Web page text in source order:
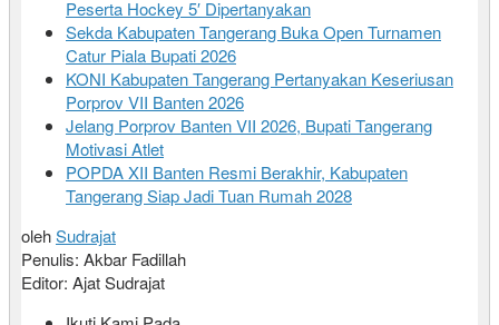
Peserta Hockey 5′ Dipertanyakan
Sekda Kabupaten Tangerang Buka Open Turnamen
Catur Piala Bupati 2026
KONI Kabupaten Tangerang Pertanyakan Keseriusan
Porprov VII Banten 2026
Jelang Porprov Banten VII 2026, Bupati Tangerang
Motivasi Atlet
POPDA XII Banten Resmi Berakhir, Kabupaten
Tangerang Siap Jadi Tuan Rumah 2028
olehSudrajat
Penulis: Akbar Fadillah
Editor: Ajat Sudrajat